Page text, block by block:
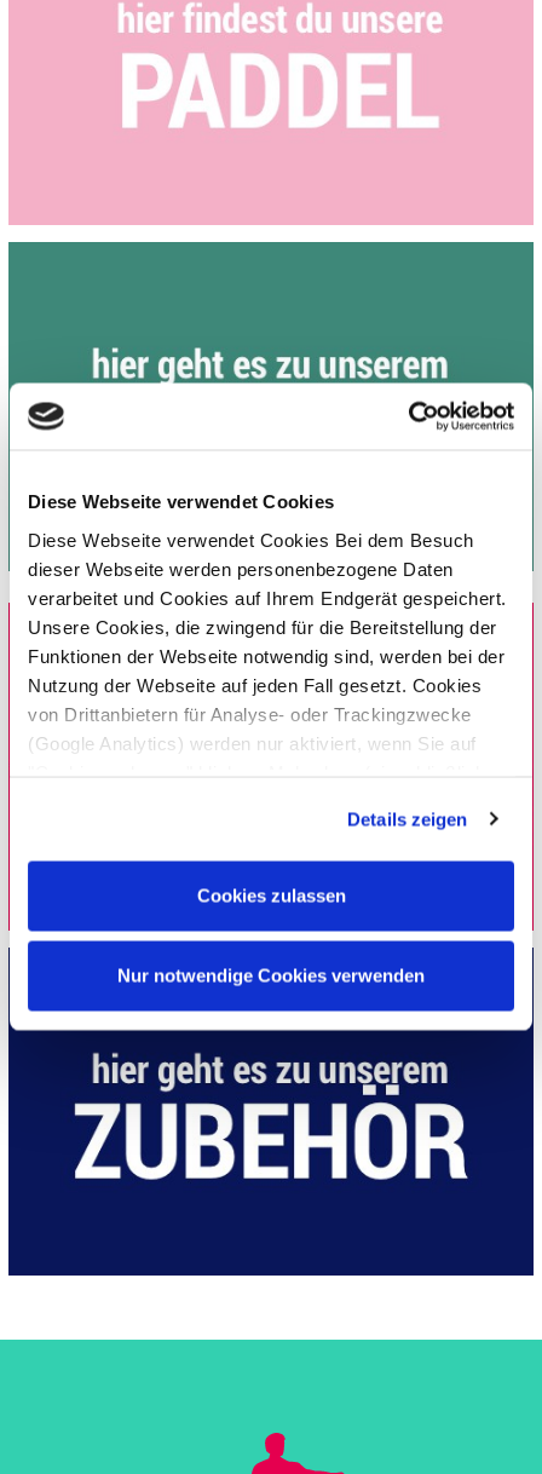
Diese Webseite verwendet Cookies
Diese Webseite verwendet Cookies Bei dem Besuch
dieser Webseite werden personenbezogene Daten
verarbeitet und Cookies auf Ihrem Endgerät gespeichert.
Unsere Cookies, die zwingend für die Bereitstellung der
Funktionen der Webseite notwendig sind, werden bei der
Nutzung der Webseite auf jeden Fall gesetzt. Cookies
von Drittanbietern für Analyse- oder Trackingzwecke
(Google Analytics) werden nur aktiviert, wenn Sie auf
Datenschutzerklärung—
Impressum.
Details zeigen
Cookies zulassen
Nur notwendige Cookies verwenden